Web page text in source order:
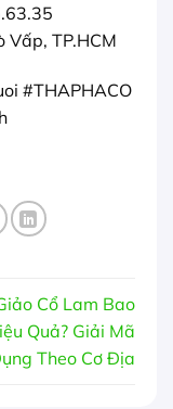
Vấp, TP.HCM
#THAPHACO
Cổ Lam Bao
Quả? Giải Mã
Theo Cơ Địa